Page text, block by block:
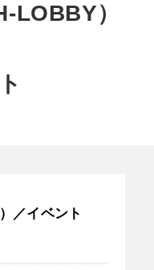
LOBBY）
／イベント